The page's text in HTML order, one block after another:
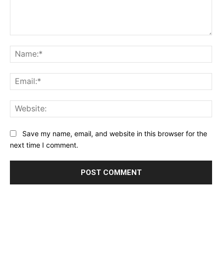
Save my name, email, and website in this browser for the
next time I comment.